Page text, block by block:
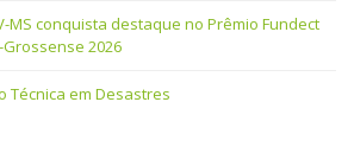
MS conquista destaque no Prêmio Fundect
2026
Técnica em Desastres